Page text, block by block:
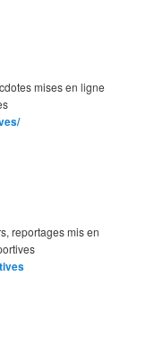
mises en ligne
reportages mis en